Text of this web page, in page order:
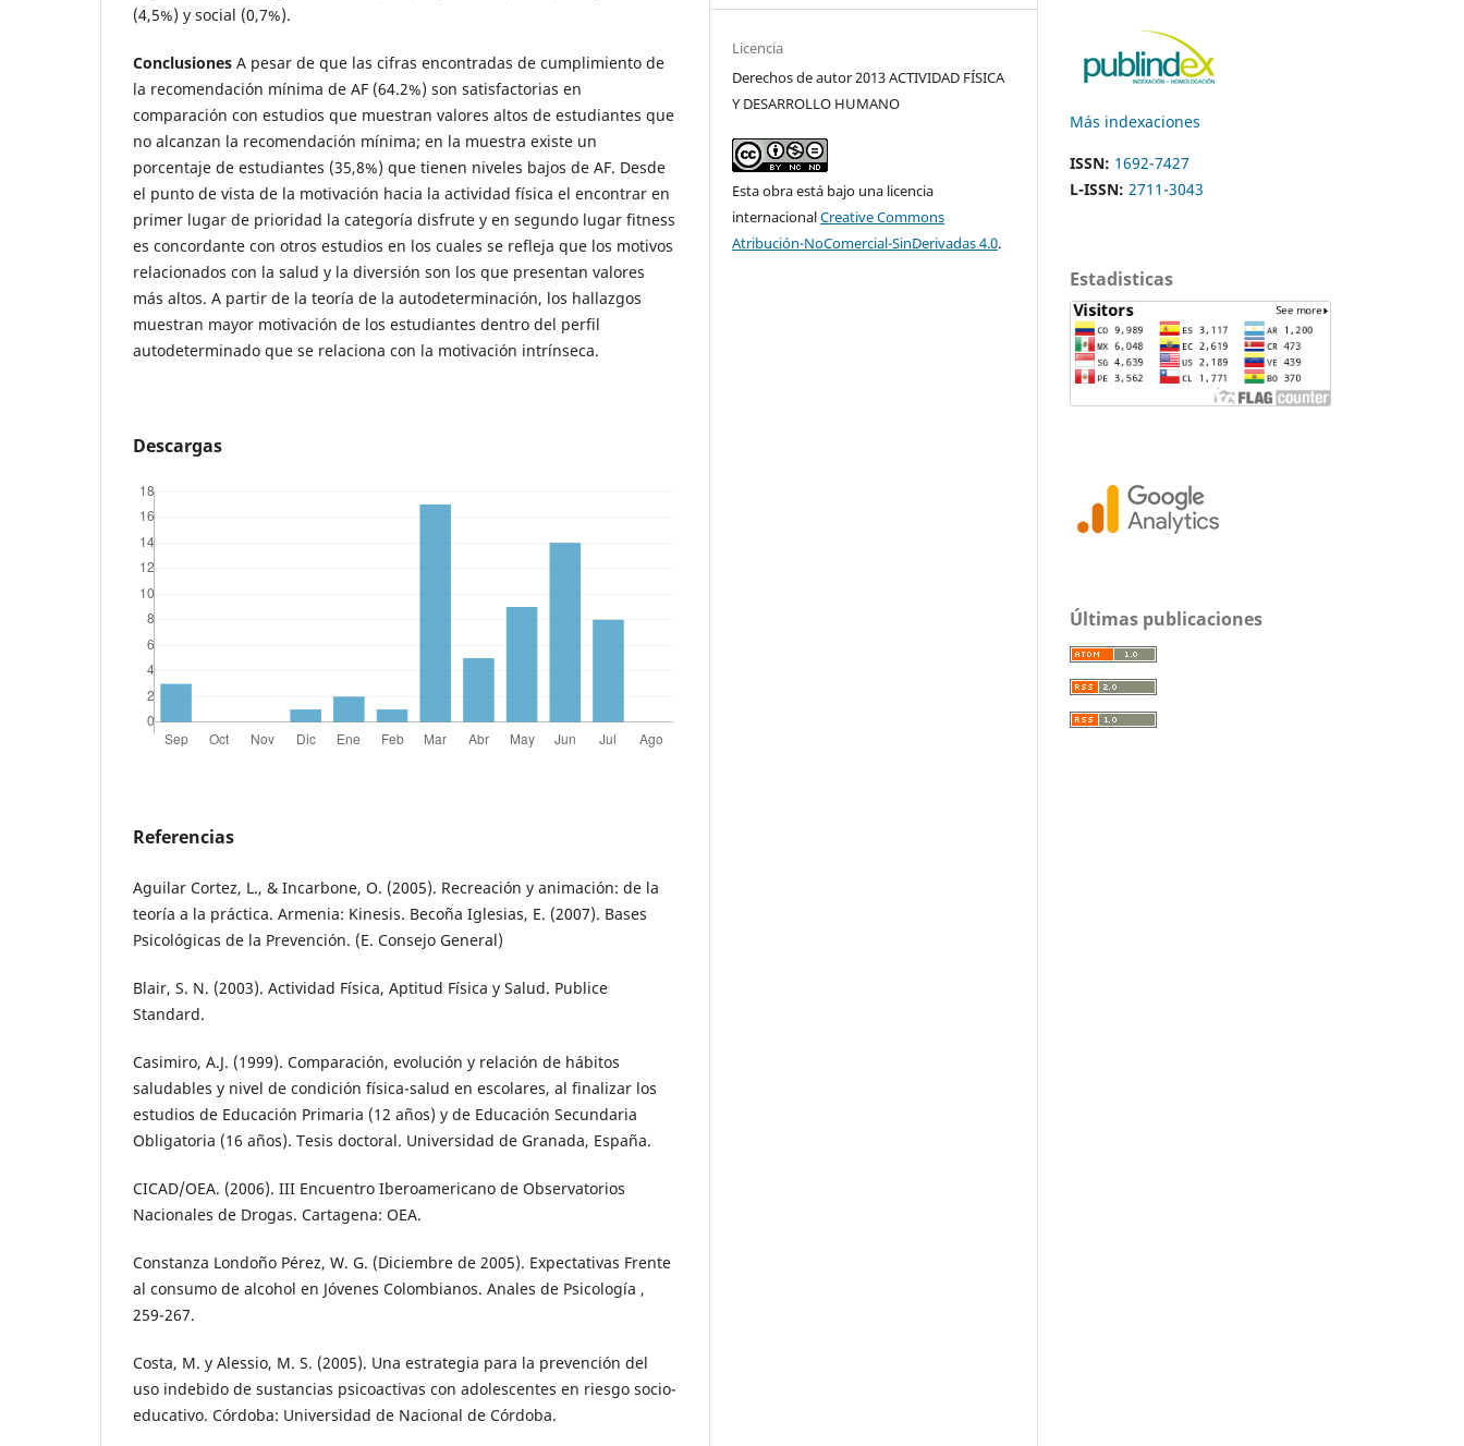
(4,5%) y social (0,7%).
Conclusiones A pesar de que las cifras encontradas de cumplimiento de
la recomendación mínima de AF (64.2%) son satisfactorias en
comparación con estudios que muestran valores altos de estudiantes que
no alcanzan la recomendación mínima; en la muestra existe un
porcentaje de estudiantes (35,8%) que tienen niveles bajos de AF. Desde
el punto de vista de la motivación hacia la actividad física el encontrar en
primer lugar de prioridad la categoría disfrute y en segundo lugar fitness
es concordante con otros estudios en los cuales se refleja que los motivos
relacionados con la salud y la diversión son los que presentan valores
más altos. A partir de la teoría de la autodeterminación, los hallazgos
muestran mayor motivación de los estudiantes dentro del perfil
autodeterminado que se relaciona con la motivación intrínseca.
Descargas
Referencias
Aguilar Cortez, L., & Incarbone, O. (2005). Recreación y animación: de la
teoría a la práctica. Armenia: Kinesis. Becoña Iglesias, E. (2007). Bases
Psicológicas de la Prevención. (E. Consejo General)
Blair, S. N. (2003). Actividad Física, Aptitud Física y Salud. Publice
Standard.
Casimiro, A.J. (1999). Comparación, evolución y relación de hábitos
saludables y nivel de condición física-salud en escolares, al finalizar los
estudios de Educación Primaria (12 años) y de Educación Secundaria
Obligatoria (16 años). Tesis doctoral. Universidad de Granada, España.
CICAD/OEA. (2006). III Encuentro Iberoamericano de Observatorios
Nacionales de Drogas. Cartagena: OEA.
Constanza Londoño Pérez, W. G. (Diciembre de 2005). Expectativas Frente
al consumo de alcohol en Jóvenes Colombianos. Anales de Psicología ,
259-267.
Costa, M. y Alessio, M. S. (2005). Una estrategia para la prevención del
uso indebido de sustancias psicoactivas con adolescentes en riesgo socio-
educativo. Córdoba: Universidad de Nacional de Córdoba.
Licencia
Derechos de autor 2013 ACTIVIDAD FÍSICA
Y DESARROLLO HUMANO
Esta obra está bajo una licencia
internacionalCreative Commons
Atribución-NoComercial-SinDerivadas 4.0.
Más indexaciones
ISSN: 1692-7427
L-ISSN: 2711-3043
Estadisticas
Últimas publicaciones